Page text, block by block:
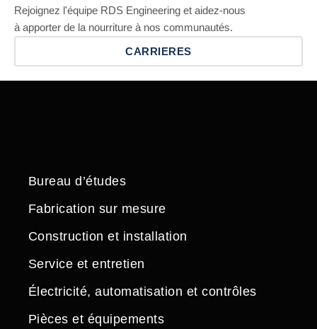
Rejoignez l'équipe RDS Engineering et aidez-nous
à apporter de la nourriture à nos communautés.
CARRIERES
Bureau d’études
Fabrication sur mesure
Construction et installation
Service et entretien
Électricité, automatisation et contrôles
Pièces et équipements